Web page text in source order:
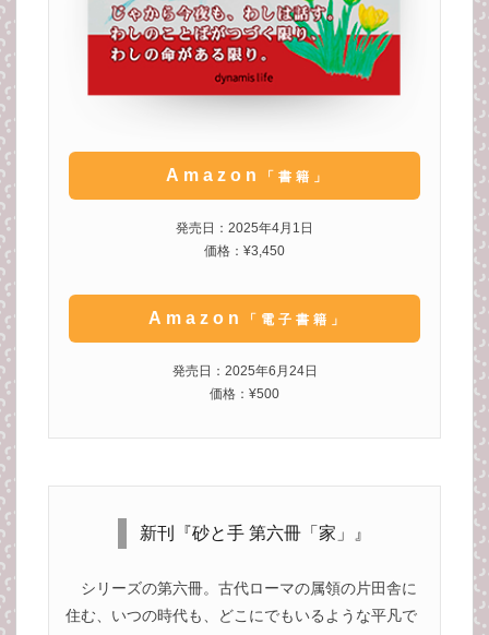
Amazon 「書籍」
発売日：2025年4月1日
価格：¥3,450
Amazon 「電子書籍」
発売日：2025年6月24日
価格：¥500
新刊『砂と手 第六冊「家」』
シリーズの第六冊。古代ローマの属領の片田舎に
住む、いつの時代も、どこにでもいるような平凡で